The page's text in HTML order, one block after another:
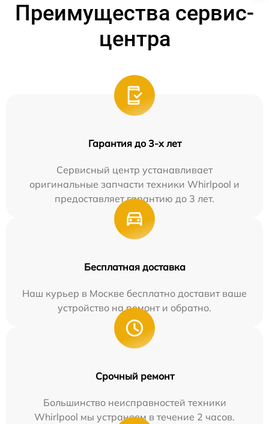
Преимущества сервис-
центра
Гарантия до 3-х лет
Сервисный центр устанавливает
оригинальные запчасти техники Whirlpool и
предоставляет гарантию до 3 лет.
Бесплатная доставка
Наш курьер в Москве бесплатно доставит ваше
устройство на ремонт и обратно.
Срочный ремонт
Большинство неисправностей техники
Whirlpool мы устраняем в течение 2 часов.